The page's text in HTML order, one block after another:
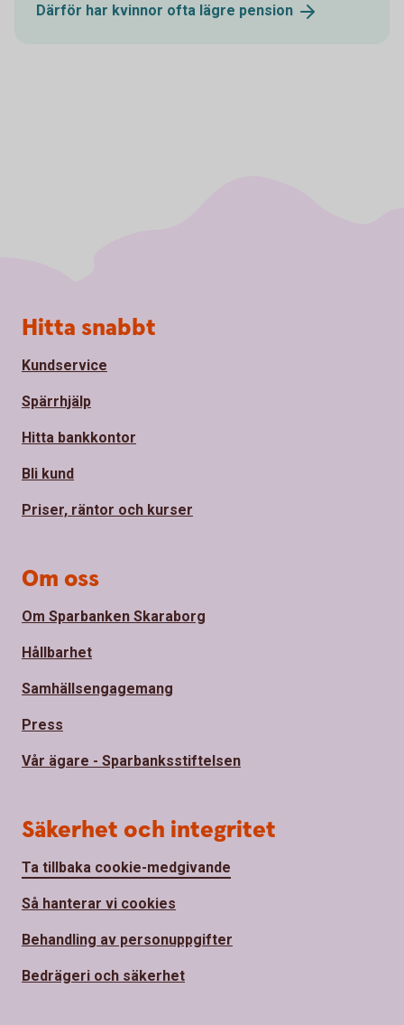
Därför har kvinnor ofta lägre pension
Sidfot
Hitta snabbt
Kundservice
Spärrhjälp
Hitta bankkontor
Bli kund
Priser, räntor och kurser
Om oss
Om Sparbanken Skaraborg
Hållbarhet
Samhällsengagemang
Press
Vår ägare - Sparbanksstiftelsen
Säkerhet och integritet
Ta tillbaka cookie-medgivande
Så hanterar vi cookies
Behandling av personuppgifter
Bedrägeri och säkerhet